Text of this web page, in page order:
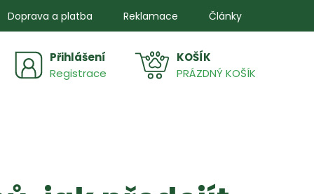
Doprava a platba Reklamace Články
Přihlášení
Registrace
NÁKUPNÍPRÁZDNÝ KOŠÍK